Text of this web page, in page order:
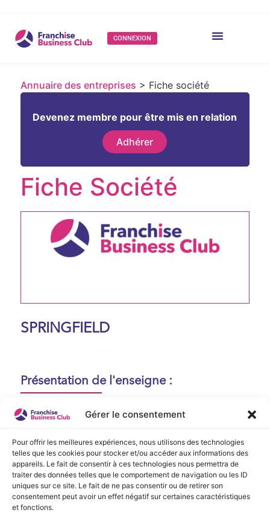
Gérer le consentement
Pour offrir les meilleures expériences, nous utilisons des technologies
telles que les cookies pour stocker et/ou accéder aux informations des
appareils. Le fait de consentir à ces technologies nous permettra de
traiter des données telles que le comportement de navigation ou les ID
uniques sur ce site. Le fait de ne pas consentir ou de retirer son
consentement peut avoir un effet négatif sur certaines caractéristiques
et fonctions.
CONNEXION
Annuaire des entreprises > Fiche société
Devenez membre pour être mis en relation
Adhérer
Fiche Société
SPRINGFIELD
Présentation de l'enseigne :
Aucune présentation n'est disponible
actuellement !
Vidéo de Présentation
Aucune vidéo disponible.